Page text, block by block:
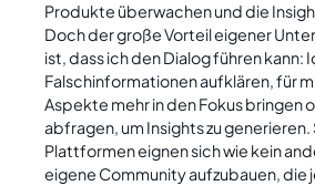
Produkte überwachen und die
Doch der große Vorteil eigener
ist, dass ich den Dialog führen kann:
Falschinformationen aufklären, für
Aspekte mehr in den Fokus bringen
abfragen, um Insights zu generieren.
Plattformen eignen sich wie kein
eigene Community aufzubauen, die